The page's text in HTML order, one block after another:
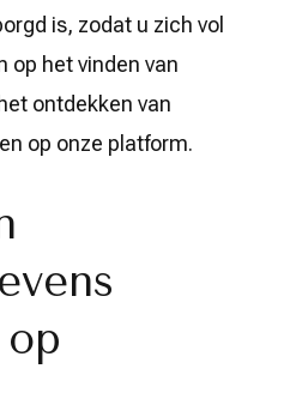
is, zodat u zich vol
op het vinden van
ontdekken van
op onze platform.